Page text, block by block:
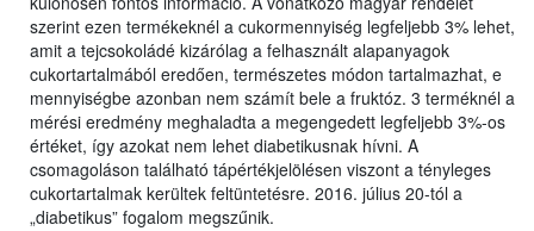
szerint ezen termékeknél a cukormennyiség legfeljebb 3% lehet,
amit a tejcsokoládé kizárólag a felhasznált alapanyagok
cukortartalmából eredően, természetes módon tartalmazhat, e
mennyiségbe azonban nem számít bele a fruktóz. 3 terméknél a
mérési eredmény meghaladta a megengedett legfeljebb 3%-os
értéket, így azokat nem lehet diabetikusnak hívni. A
csomagoláson található tápértékjelölésen viszont a tényleges
cukortartalmak kerültek feltüntetésre. 2016. július 20-tól a
„diabetikus” fogalom megszűnik.